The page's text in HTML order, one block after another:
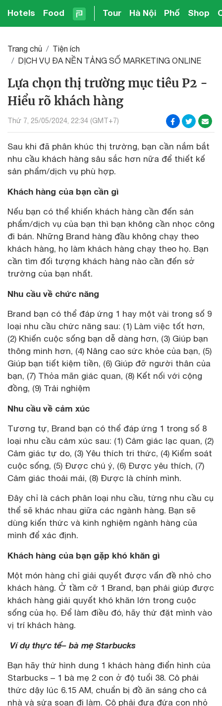
Hotels Food Tour Hà Nội Phố Shop
Trang chủ
Tiện ích
DỊCH VỤ ĐA NỀN TẢNG SỐ MARKETING ONLINE
Lựa chọn thị trường mục tiêu P2 -
Hiểu rõ khách hàng
Thứ 7, 25/05/2024, 22:34 (GMT+7)
Sau khi đã phân khúc thị trường, bạn cần nắm bắt
nhu cầu khách hàng sâu sắc hơn nữa để thiết kế
sản phẩm/dịch vụ phù hợp.
Khách hàng của bạn cần gì
Nếu bạn có thể khiến khách hàng cần đến sản
phẩm/dịch vụ của bạn thì bạn không cần nhọc công
đi bán. Những Brand hàng đầu không chạy theo
khách hàng, họ làm khách hàng chạy theo họ. Bạn
cần tìm đối tượng khách hàng nào cần đến sở
trường của bạn nhất.
Nhu cầu về chức năng
Brand bạn có thể đáp ứng 1 hay một vài trong số 9
loại nhu cầu chức năng sau: (1) Làm việc tốt hơn,
(2) Khiến cuộc sống bạn dễ dàng hơn, (3) Giúp bạn
thông minh hơn, (4) Nâng cao sức khỏe của bạn, (5)
Giúp bạn tiết kiệm tiền, (6) Giúp đỡ người thân của
bạn, (7) Thỏa mãn giác quan, (8) Kết nối với cộng
đồng, (9) Trải nghiệm
Nhu cầu về cảm xúc
Tương tự, Brand bạn có thể đáp ứng 1 trong số 8
loại nhu cầu cảm xúc sau: (1) Cảm giác lạc quan, (2)
Cảm giác tự do, (3) Yêu thích tri thức, (4) Kiểm soát
cuộc sống, (5) Được chú ý, (6) Được yêu thích, (7)
Cảm giác thoải mái, (8) Được là chính mình.
Đây chỉ là cách phân loại nhu cầu, từng nhu cầu cụ
thể sẽ khác nhau giữa các ngành hàng. Bạn sẽ
dùng kiến thức và kinh nghiệm ngành hàng của
mình để xác định.
Khách hàng của bạn gặp khó khăn gì
Một món hàng chỉ giải quyết được vấn đề nhỏ cho
khách hàng. Ở tầm cỡ 1 Brand, bạn phải giúp được
khách hàng giải quyết khó khăn lớn trong cuộc
sống của họ. Để làm điều đó, hãy thử đặt mình vào
vị trí khách hàng.
Ví dụ thực tế– bà mẹ Starbucks
Bạn hãy thử hình dung 1 khách hàng điển hình của
Starbucks – 1 bà mẹ 2 con ở độ tuổi 38. Cô phải
thức dậy lúc 6.15 AM, chuẩn bị đồ ăn sáng cho cả
nhà và sửa soạn đi làm. Cô phải đưa đứa con nhỏ